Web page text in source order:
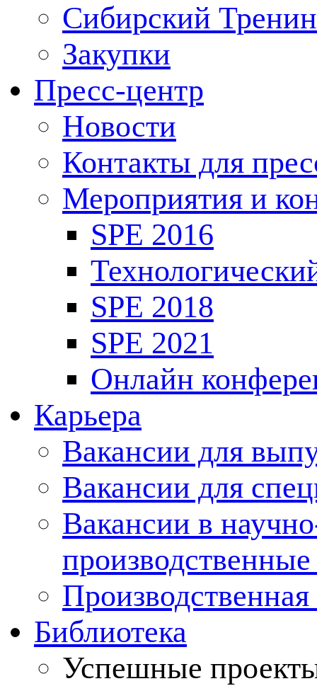
Сибирский
Закупки
Пресс-центр
Новости
Контакты для
Мероприятия и
SPE 2016
SPE 2018
SPE 2021
Онлайн
Карьера
Вакансии для
Вакансии для
Вакансии в
Производственная
Библиотека
Успешные